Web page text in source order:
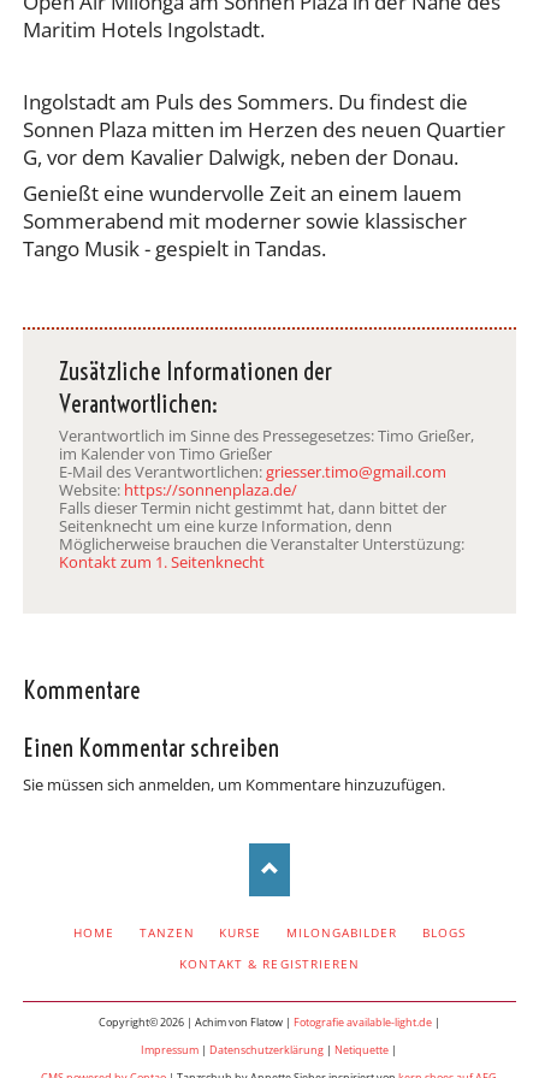
Maritim Hotels Ingolstadt.
Ingolstadt am Puls des Sommers. Du findest die
Sonnen Plaza mitten im Herzen des neuen Quartier
G, vor dem Kavalier Dalwigk, neben der Donau.
Genießt eine wundervolle Zeit an einem lauem
Sommerabend mit moderner sowie klassischer
Tango Musik - gespielt in Tandas.
Zusätzliche Informationen der
Verantwortlichen:
Verantwortlich im Sinne des Pressegesetzes: Timo Grießer,
im Kalender von Timo Grießer
E-Mail des Verantwortlichen:griesser.timo@gmail.com
Website: https://sonnenplaza.de/
Falls dieser Termin nicht gestimmt hat, dann bittet der
Seitenknecht um eine kurze Information, denn
Möglicherweise brauchen die Veranstalter Unterstüzung:
Kontakt zum 1. Seitenknecht
Kommentare
Einen Kommentar schreiben
Sie müssen sich anmelden, um Kommentare hinzuzufügen.
NAVIGATION
HOME TANZEN KURSE MILONGABILDER
BLOGS
KONTAKT & REGISTRIEREN
Copyright© 2026 | Achim von Flatow | Fotografie available-light.de|
Impressum |Datenschutzerklärung |Netiquette |